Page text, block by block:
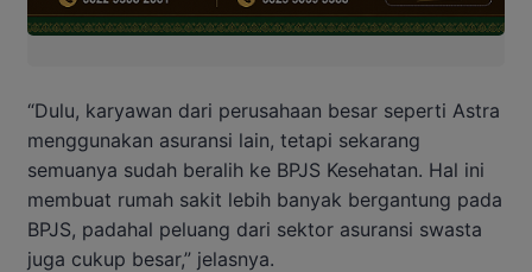
“Dulu, karyawan dari perusahaan besar seperti Astra
menggunakan asuransi lain, tetapi sekarang
semuanya sudah beralih ke BPJS Kesehatan. Hal ini
membuat rumah sakit lebih banyak bergantung pada
BPJS, padahal peluang dari sektor asuransi swasta
juga cukup besar,” jelasnya.